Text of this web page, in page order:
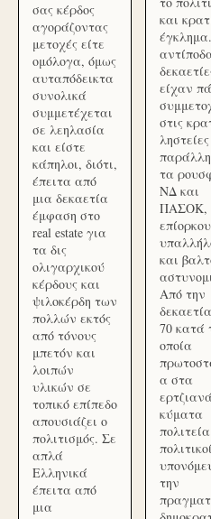
σας κέρδος
αγοράζοντας
μετοχές είτε
ομόλογα, όμως
αυταπόδεικτα
συνολικά
συμμετέχεται
σε λεηλασία
και είστε
κάπηλοι, διότι,
έπειτα από
μια δεκαετία
έμφαση στο
real estate για
τα δις
ολιγαρχικού
κέρδους και
ψιλοκέρδη των
πολλών εκτός
από τόνους
μπετόν και
λοιπών
υλικών σε
τοπικό επίπεδο
απουσιάζει ο
πολιτισμός. Σε
απλά
Ελληνικά
έπειτα από
μια
και
είχαν
στις
ληστείες
τα
ΝΔ και
ΠΑΣΟΚ,
και
Από την
70 κατά
οποία
α στα
ερτζιανά
κύματα
πολιτικοί
την